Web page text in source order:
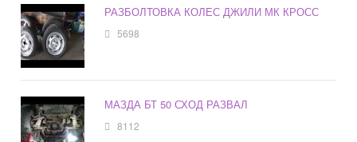
РАЗБОЛТОВКА КОЛЕС ДЖИЛИ МК КРОСС
5698
МАЗДА БТ 50 СХОД РАЗВАЛ
8112